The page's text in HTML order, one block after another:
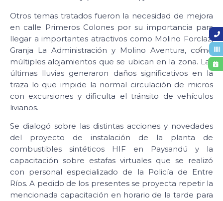
Otros temas tratados fueron la necesidad de mejora
en calle Primeros Colones por su importancia para
llegar a importantes atractivos como Molino Forclaz,
Granja La Administración y Molino Aventura, como
múltiples alojamientos que se ubican en la zona. Las
últimas lluvias generaron daños significativos en la
traza lo que impide la normal circulación de micros
con excursiones y dificulta el tránsito de vehículos
livianos.
Se dialogó sobre las distintas acciones y novedades
del proyecto de instalación de la planta de
combustibles sintéticos HIF en Paysandú y la
capacitación sobre estafas virtuales que se realizó
con personal especializado de la Policía de Entre
Ríos. A pedido de los presentes se proyecta repetir la
mencionada capacitación en horario de la tarde para